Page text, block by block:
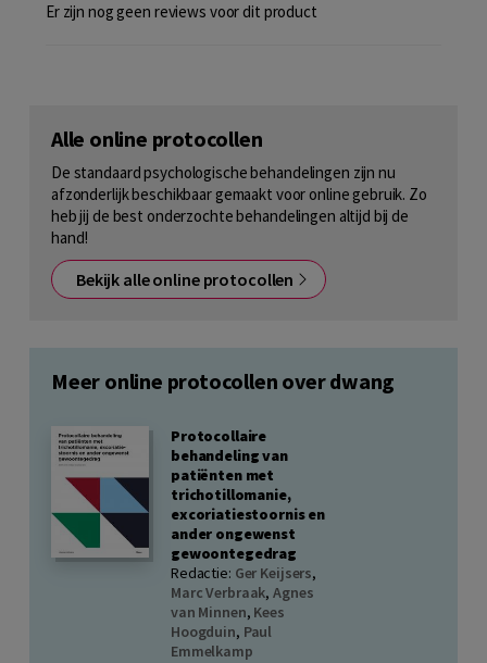
Er zijn nog geen reviews voor dit product
Alle online protocollen
De standaard psychologische behandelingen zijn nu
afzonderlijk beschikbaar gemaakt voor online gebruik. Zo
heb jij de best onderzochte behandelingen altijd bij de
hand!
Bekijk alle online protocollen
Meer online protocollen over dwang
Protocollaire
behandeling van
patiënten met
trichotillomanie,
excoriatiestoornis en
ander ongewenst
gewoontegedrag
Redactie: Ger Keijsers,
Marc Verbraak,Agnes
van Minnen, Kees
Hoogduin, Paul
Emmelkamp